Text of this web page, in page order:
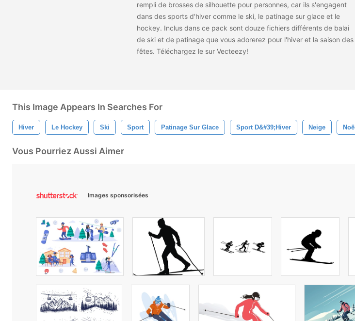
rempli de brosses de silhouette pour personnes, car ils s'engagent
dans des sports d'hiver comme le ski, le patinage sur glace et le
hockey. Inclus dans ce pack sont douze fichiers différents de balai
de ski et de patinage que vous adorerez pour l'hiver et la saison des
fêtes. Téléchargez le sur Vecteezy!
This Image Appears In Searches For
Hiver Le Hockey Ski Sport Patinage Sur Glace Sport D&#39;hiver Neige Noël
Vous Pourriez Aussi Aimer
Images sponsorisées